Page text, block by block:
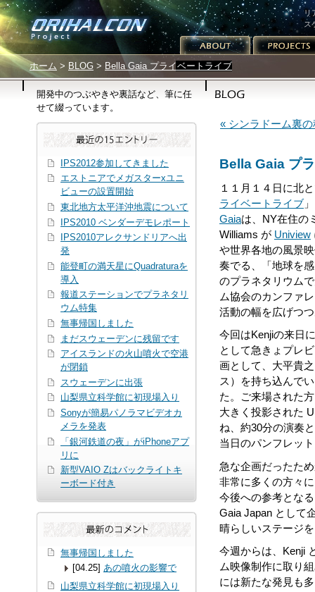
リ
ス
サイトメニュー
パンくずリスト
ホーム > BLOG > Bella Gaia プライベートライブ
« シンラドーム裏
Bella Gaia プ
１１月１４日に北
ライベートライブ
Gaiaは、NY在住の
Williams が Uniview
や世界各地の風景
奏でる、「地球を
のプラネタリウム
ム協会のカンファ
活動の幅を広げつ
今回はKenjiの来日
として急きょプレ
画として、大平貴
ス）を持ち込んで
た。ご来場された
大きく投影された
ね、約30分の演奏
当日のパンフレッ
急な企画だったた
非常に多くの方々
今後への参考とな
Gaia Japan として
晴らしいステージ
今週からは、Kenji
ム映像制作に取り
には新たな発見も
開発中のつぶやきや裏話など、筆に任
せて綴っています。
IPS2012参加してきました
エストニアでメガスターxユニ
ビューの設置開始
東北地方太平洋沖地震について
IPS2010 ベンダーデモレポート
IPS2010アレクサンドリアへ出
発
能登町の満天星にQuadraturaを
導入
報道ステーションでプラネタリ
ウム特集
無事帰国しました
まだスウェーデンに残留です
アイスランドの火山噴火で空港
が閉鎖
スウェーデンに出張
山梨県立科学館に初現場入り
Sonyが簡易パノラマビデオカ
メラを発表
「銀河鉄道の夜」がiPhoneアプ
リに
新型VAIO Zはバックライトキ
ーボード付き
無事帰国しました
[04.25] あの噴火の影響で
山梨県立科学館に初現場入り